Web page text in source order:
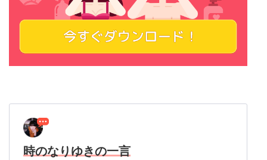
時のなりゆきの一言